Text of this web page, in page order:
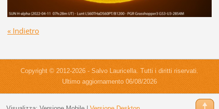
« Indietro
Copyright © 2012-2026 - Salvo Lauricella. Tutti i diritti riservati.
Ultimo aggiornamento 06/08/2026